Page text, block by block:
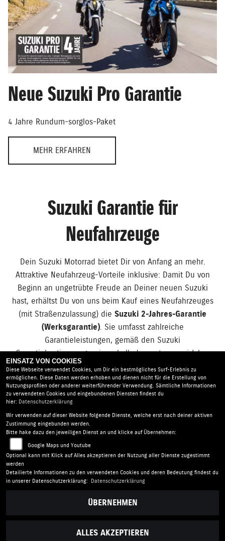
Neue Suzuki Pro Garantie
4 Jahre Rundum-sorglos-Paket
MEHR ERFAHREN
Suzuki Garantie für
Neufahrzeuge
Dein Suzuki Motorrad bietet Dir von Anfang an mehr.
Attraktive Neufahrzeug-Vorteile inklusive: Damit Du von
Beginn an ungetrübte Freude an Deiner neuen Suzuki
hast, erhältst Du von uns beim Kauf eines Neufahrzeuges
(mit Straßenzulassung) die Suzuki 2-Jahres-Garantie
(Werksgarantie). Sie umfasst zahlreiche
Garantieleistungen, gemäß den Suzuki
Garantiebestimmungen innerhalb der ersten zwei Jahre
nach Kauf einer offiziellen neuen Suzuki.
Suhrau's Motorshop |Krepenstraße 6 | 30165 Hannover |
Deutschland
AGB |Impressum
Barrierefreiheit |Batterieverordnung
Folgen Sie uns
EINSATZ VON COOKIES
Diese Webseite verwendet Cookies, um Dir ein bestmögliches Surf-Erlebnis zu
ermöglichen. Diese Daten werden erhoben und dienen nicht für die Erstellung von
Nutzungsprofilen oder anderer weiterführender Verwendung. Sämtliche Informationen
zu verwendeten Cookies und eingebundenen Diensten findest du
hier: Datenschutzerklärung
Wir verwenden auf dieser Website folgende Dienste, welche erst nach deiner aktiven
Zustimmung eingebunden werden.
Bitte hake dazu den jeweiligen Dienst an und klicke auf Übernehmen:
Google Maps und Youtube
Optional kann mit Klick auf Alles akzeptieren der Nutzung aller Dienste zugestimmt
werden
Detailierte Informationen zu den verwendeten Cookies und deren Bedeutung findest du
in unserer Datenschutzerklärung:
Datenschutzerklärung
ÜBERNEHMEN
ALLES AKZEPTIEREN